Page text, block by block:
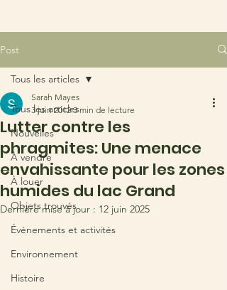
Post
Tous les articles
Nouvelles
À vendre
À louer
Objets trouvés
Événements et activités
Environnement
Histoire
Tous les articles
Lutter contre les
phragmites: Une menace
envahissante pour les zones
humides du lac Grand
Sarah Mayes
3 juin 2012 3 min de lecture
Dernière mise à jour : 12 juin 2025